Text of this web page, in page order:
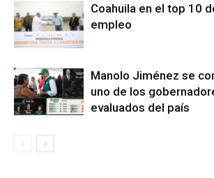
Coahuila en el top 10
empleo
Manolo Jiménez se
uno de los
evaluados del país